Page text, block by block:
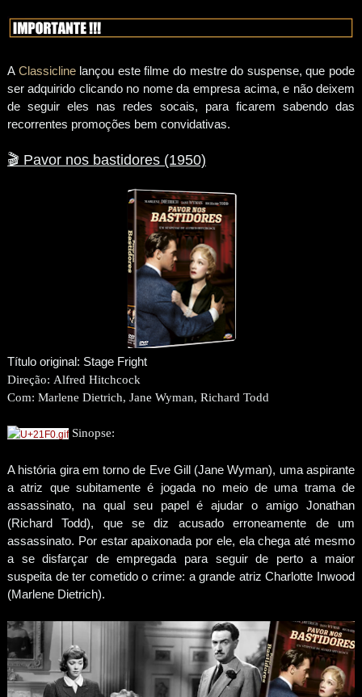
A Classiclinelançou este filme do mestre do suspense, que pode
ser adquirido clicando no nome da empresa acima, e não deixem
de seguir eles nas redes socais, para ficarem sabendo das
recorrentes promoções bem convidativas.
🎬 Pavor nos bastidores (1950)
Título original: Stage Fright
Direção: Alfred Hitchcock
Com: Marlene Dietrich, Jane Wyman, Richard Todd
Sinopse:
A história gira em torno de Eve Gill (Jane Wyman), uma aspirante
a atriz que subitamente é jogada no meio de uma trama de
assassinato, na qual seu papel é ajudar o amigo Jonathan
(Richard Todd), que se diz acusado erroneamente de um
assassinato. Por estar apaixonada por ele, ela chega até mesmo
a se disfarçar de empregada para seguir de perto a maior
suspeita de ter cometido o crime: a grande atriz Charlotte Inwood
(Marlene Dietrich).